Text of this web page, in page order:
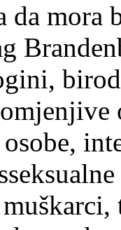
da mora